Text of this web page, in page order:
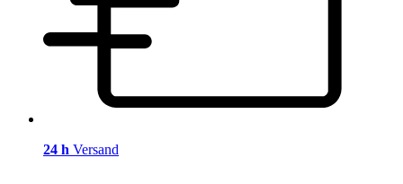
24 h Versand